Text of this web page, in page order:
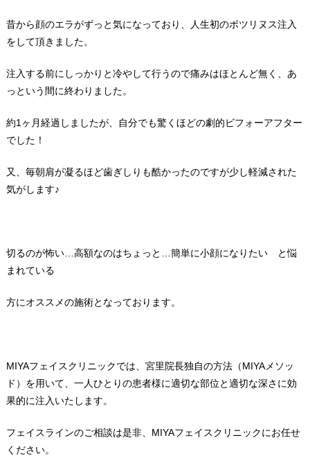
昔から顔のエラがずっと気になっており、人生初のボツリヌス注入
をして頂きました。
注入する前にしっかりと冷やして行うので痛みはほとんど無く、あ
っという間に終わりました。
約1ヶ月経過しましたが、自分でも驚くほどの劇的ビフォーアフター
でした！
又、毎朝肩が凝るほど歯ぎしりも酷かったのですが少し軽減された
気がします♪
切るのが怖い…高額なのはちょっと…簡単に小顔になりたい と悩
まれている
方にオススメの施術となっております。
MIYAフェイスクリニックでは、宮里院長独自の方法（MIYAメソッ
ド）を用いて、一人ひとりの患者様に適切な部位と適切な深さに効
果的に注入いたします。
フェイスラインのご相談は是非、MIYAフェイスクリニックにお任せ
ください。